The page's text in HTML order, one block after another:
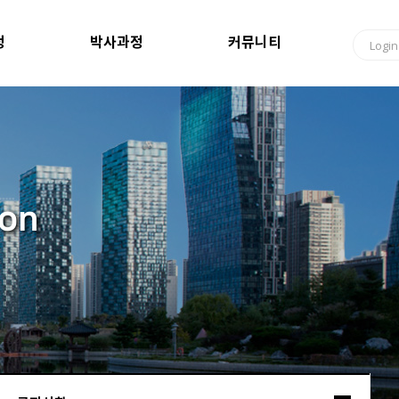
박사과정 커뮤니티 Login